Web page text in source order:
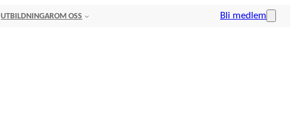
UTBILDNINGAROM OSS Bli medlem